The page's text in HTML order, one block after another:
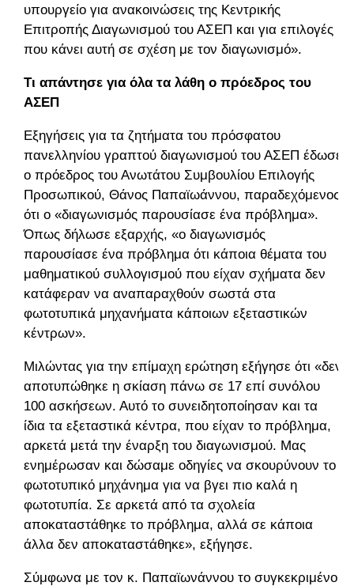
υπουργείο για ανακοινώσεις της Κεντρικής
Επιτροπής Διαγωνισμού του ΑΣΕΠ και για επιλογές
που κάνει αυτή σε σχέση με τον διαγωνισμό».
Τι απάντησε για όλα τα λάθη ο πρόεδρος του
ΑΣΕΠ
Εξηγήσεις για τα ζητήματα του πρόσφατου
πανελληνίου γραπτού διαγωνισμού του ΑΣΕΠ έδωσε
ο πρόεδρος του Ανωτάτου Συμβουλίου Επιλογής
Προσωπικού, Θάνος Παπαϊωάννου, παραδεχόμενος
ότι ο «διαγωνισμός παρουσίασε ένα πρόβλημα».
Όπως δήλωσε εξαρχής, «ο διαγωνισμός
παρουσίασε ένα πρόβλημα ότι κάποια θέματα του
μαθηματικού συλλογισμού που είχαν σχήματα δεν
κατάφεραν να αναπαραχθούν σωστά στα
φωτοτυπικά μηχανήματα κάποιων εξεταστικών
κέντρων».
Μιλώντας για την επίμαχη ερώτηση εξήγησε ότι «δεν
αποτυπώθηκε η σκίαση πάνω σε 17 επί συνόλου
100 ασκήσεων. Αυτό το συνειδητοποίησαν και τα
ίδια τα εξεταστικά κέντρα, που είχαν το πρόβλημα,
αρκετά μετά την έναρξη του διαγωνισμού. Μας
ενημέρωσαν και δώσαμε οδηγίες να σκουρύνουν το
φωτοτυπικό μηχάνημα για να βγει πιο καλά η
φωτοτυπία. Σε αρκετά από τα σχολεία
αποκαταστάθηκε το πρόβλημα, αλλά σε κάποια
άλλα δεν αποκαταστάθηκε», εξήγησε.
Σύμφωνα με τον κ. Παπαϊωνάννου το συγκεκριμένο